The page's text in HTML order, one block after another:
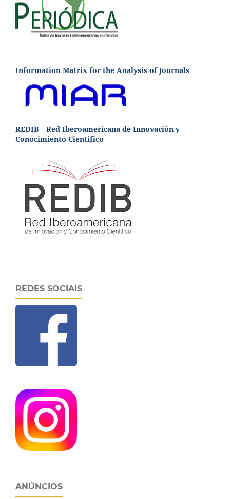
Information Matrix for the Analysis of Journals
REDIB – Red Iberoamericana de Innovación y
Conocimiento Científico
REDES SOCIAIS
ANÚNCIOS